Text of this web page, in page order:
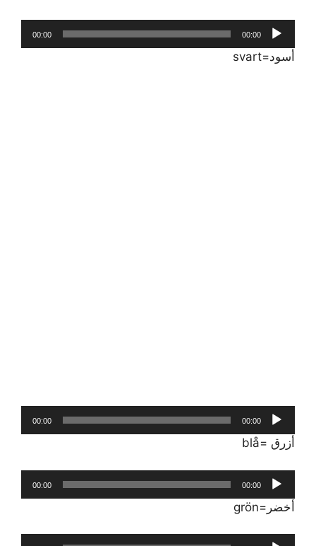
مشغل
الصوت
00:00
00:00
‏أسود‏=svart
مشغل
الصوت
00:00
00:00
‏أزرق‏ =blå
مشغل
الصوت
00:00
00:00
‏أخضر=grön
مشغل